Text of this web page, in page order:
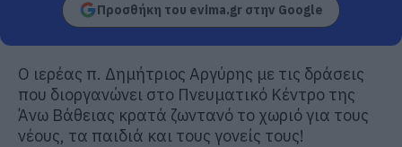
Προσθήκη του evima.gr στην Google
Ο ιερέας π. Δημήτριος Αργύρης με τις δράσεις
που διοργανώνει στο Πνευματικό Κέντρο της
Άνω Βάθειας κρατά ζωντανό το χωριό για τους
νέους, τα παιδιά και τους γονείς τους!